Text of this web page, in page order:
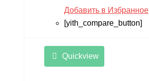
Добавить в Избранное
[yith_compare_button]
Quickview